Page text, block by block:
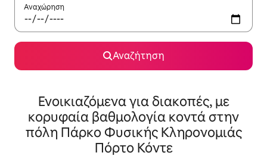
Αναχώρηση
Αναζήτηση
Ενοικιαζόμενα για διακοπές, με
κορυφαία βαθμολογία κοντά στην
πόλη Πάρκο Φυσικής Κληρονομιάς
Πόρτο Κόντε